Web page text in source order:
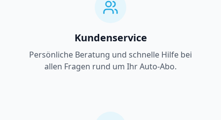
Kundenservice
Persönliche Beratung und schnelle Hilfe bei
allen Fragen rund um Ihr Auto-Abo.